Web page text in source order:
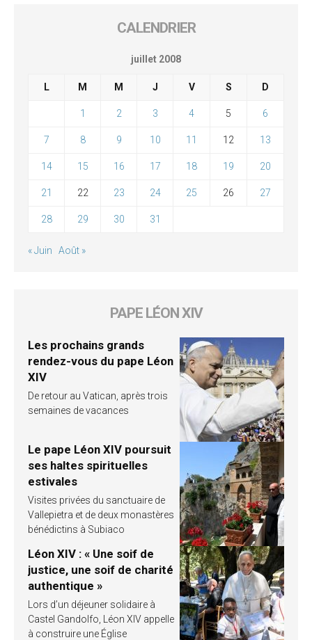
CALENDRIER
juillet 2008
L M M J V S D
1 2 3 4 5 6
7 8 9 10 11 12 13
14 15 16 17 18 19 20
21 22 23 24 25 26 27
28 29 30 31
« Juin Août »
PAPE LÉON XIV
Les prochains grands
rendez-vous du pape Léon
XIV
De retour au Vatican, après trois
semaines de vacances
Le pape Léon XIV poursuit
ses haltes spirituelles
estivales
Visites privées du sanctuaire de
Vallepietra et de deux monastères
bénédictins à Subiaco
Léon XIV : « Une soif de
justice, une soif de charité
authentique »
Lors d’un déjeuner solidaire à
Castel Gandolfo, Léon XIV appelle
à construire une Église